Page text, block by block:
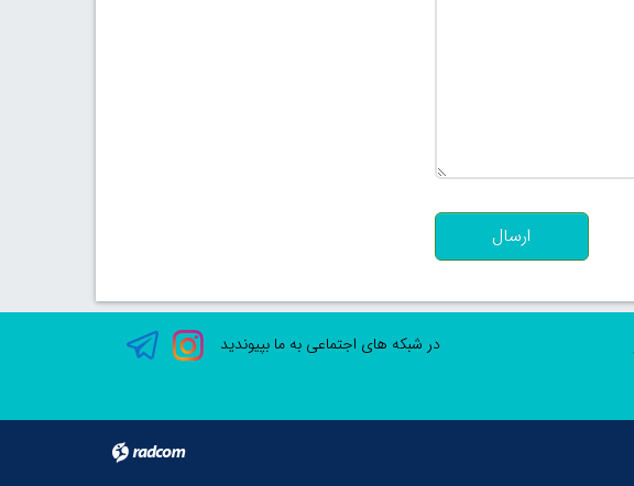
ارسال
در شبکه های اجتماعی به ما بپیوندید
radcom